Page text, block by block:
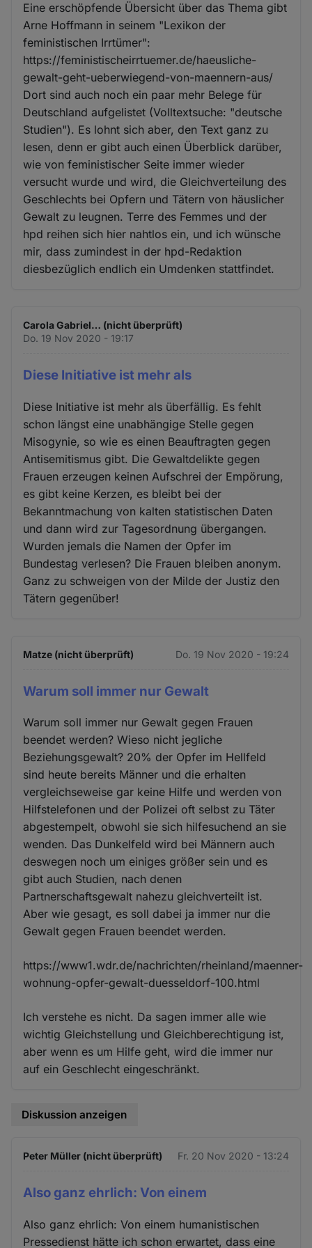
Eine erschöpfende Übersicht über das Thema gibt
Arne Hoffmann in seinem "Lexikon der
feministischen Irrtümer":
https://feministischeirrtuemer.de/haeusliche-
gewalt-geht-ueberwiegend-von-maennern-aus/
Dort sind auch noch ein paar mehr Belege für
Deutschland aufgelistet (Volltextsuche: "deutsche
Studien"). Es lohnt sich aber, den Text ganz zu
lesen, denn er gibt auch einen Überblick darüber,
wie von feministischer Seite immer wieder
versucht wurde und wird, die Gleichverteilung des
Geschlechts bei Opfern und Tätern von häuslicher
Gewalt zu leugnen. Terre des Femmes und der
hpd reihen sich hier nahtlos ein, und ich wünsche
mir, dass zumindest in der hpd-Redaktion
diesbezüglich endlich ein Umdenken stattfindet.
Carola Gabriel… (nicht überprüft)
Do. 19 Nov 2020 - 19:17
Diese Initiative ist mehr als
Diese Initiative ist mehr als überfällig. Es fehlt
schon längst eine unabhängige Stelle gegen
Misogynie, so wie es einen Beauftragten gegen
Antisemitismus gibt. Die Gewaltdelikte gegen
Frauen erzeugen keinen Aufschrei der Empörung,
es gibt keine Kerzen, es bleibt bei der
Bekanntmachung von kalten statistischen Daten
und dann wird zur Tagesordnung übergangen.
Wurden jemals die Namen der Opfer im
Bundestag verlesen? Die Frauen bleiben anonym.
Ganz zu schweigen von der Milde der Justiz den
Tätern gegenüber!
Matze (nicht überprüft) Do. 19 Nov 2020 - 19:24
Warum soll immer nur Gewalt
Warum soll immer nur Gewalt gegen Frauen
beendet werden? Wieso nicht jegliche
Beziehungsgewalt? 20% der Opfer im Hellfeld
sind heute bereits Männer und die erhalten
vergleichseweise gar keine Hilfe und werden von
Hilfstelefonen und der Polizei oft selbst zu Täter
abgestempelt, obwohl sie sich hilfesuchend an sie
wenden. Das Dunkelfeld wird bei Männern auch
deswegen noch um einiges größer sein und es
gibt auch Studien, nach denen
Partnerschaftsgewalt nahezu gleichverteilt ist.
Aber wie gesagt, es soll dabei ja immer nur die
Gewalt gegen Frauen beendet werden.
https://www1.wdr.de/nachrichten/rheinland/maenner-
wohnung-opfer-gewalt-duesseldorf-100.html
Ich verstehe es nicht. Da sagen immer alle wie
wichtig Gleichstellung und Gleichberechtigung ist,
aber wenn es um Hilfe geht, wird die immer nur
auf ein Geschlecht eingeschränkt.
Diskussion anzeigen
Peter Müller (nicht überprüft) Fr. 20 Nov 2020 - 13:24
Also ganz ehrlich: Von einem
Also ganz ehrlich: Von einem humanistischen
Pressedienst hätte ich schon erwartet, dass eine